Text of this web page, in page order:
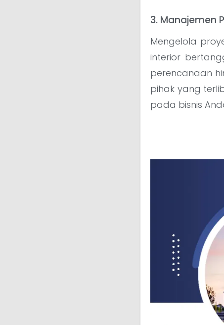
3. Manajemen
Mengelola
interior
perencanaan
pihak yang
pada bisnis